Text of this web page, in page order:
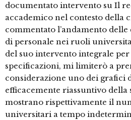
documentato intervento su Il
accademico nel contesto della
commentato l’andamento
di personale nei ruoli
del suo intervento integrale
specificazioni, mi limiterò a
considerazione uno dei grafici
efficacemente riassuntivo della
mostrano rispettivamente il
universitari a tempo